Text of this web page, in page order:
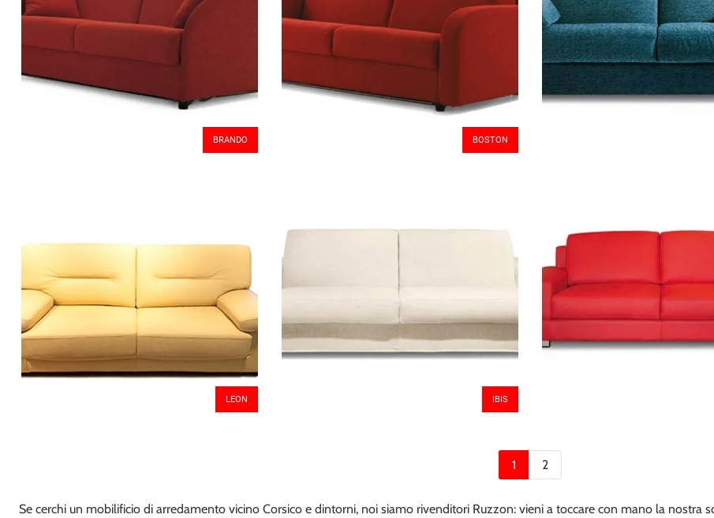
BRANDO BOSTON
LEON IBIS
1 2
Se cerchi un mobilificio di arredamento vicino Corsico e dintorni, noi siamo rivenditori Ruzzon: vieni a toccare con mano la